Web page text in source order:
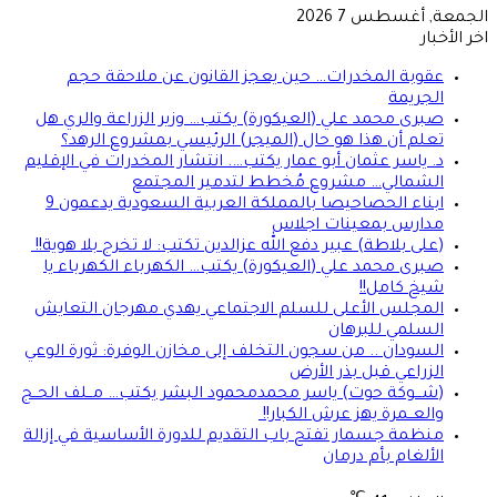
الجمعة, أغسطس 7 2026
اخر الأخبار
عقوبة المخدرات… حين يعجز القانون عن ملاحقة حجم
الجريمة
صبرى محمد علي (العيكورة) يكتب… وزير الزراعة والري هل
تعلم أن هذا هو حال (الميجر) الرئيسي بمشروع الرهد؟
د. ياسر عثمان أبو عمار يكتب…. انتشار المخدرات في الإقليم
الشمالي… مشروع مُخطط لتدمير المجتمع
ابناء الحصاحيصا بالمملكة العربية السعودية يدعمون 9
مدارس بمعينات اجلاس
(على بلاطة) عبير دفع الله عزالدين تكتب: لا تخرج بلا هوية!!
صبرى محمد علي (العيكورة) يكتب… الكهرباء الكهرباء يا
شيخ كامل!!
المجلس الأعلى للسلم الاجتماعي يهدي مهرجان التعايش
السلمي للبرهان
السودان .. من سجون التخلف إلى مخازن الوفرة: ثورة الوعي
الزراعي قبل بذر الأرض
(شـــوكة حوت) ياسر محمدمحمود البشر يكتب… مــلف الحــج
والعــمرة يهز عرش الكبار!!
منظمة جسمار تفتح باب التقديم للدورة الأساسية في إزالة
الألغام بأم درمان